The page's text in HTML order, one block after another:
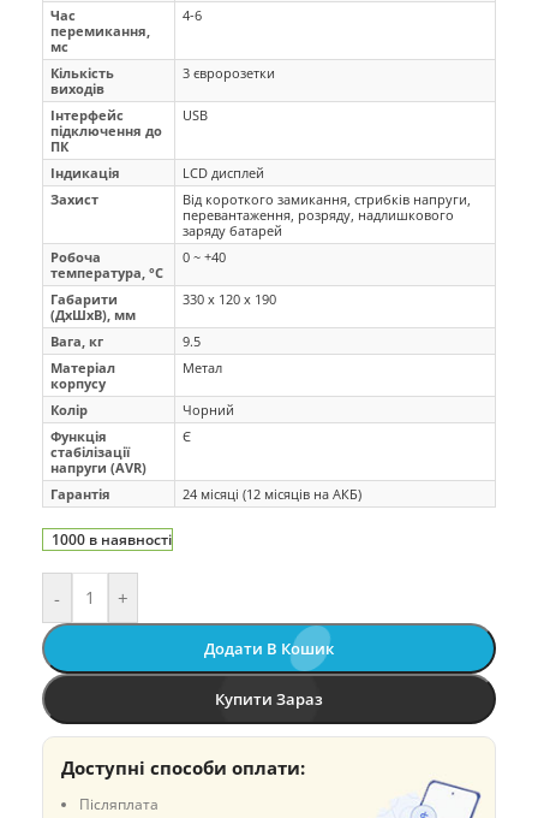
Час
перемикання,
мс
4-6
Кількість
виходів
3 євророзетки
Інтерфейс
підключення до
ПК
USB
Індикація
LCD дисплей
Захист
Від короткого замикання, стрибків напруги,
перевантаження, розряду, надлишкового
заряду батарей
Робоча
температура, °C
0 ~ +40
Габарити
(ДхШхВ), мм
330 x 120 x 190
Вага, кг
9.5
Матеріал
корпусу
Метал
Колір
Чорний
Функція
стабілізації
напруги (AVR)
Є
Гарантія 24 місяці (12 місяців на АКБ)
1000 в наявності
- +
Додати В Кошик
Купити Зараз
Доступні способи оплати:
Післяплата